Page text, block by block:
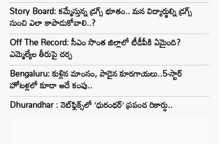
Story Board: కమ్మేస్తున్న డ్రగ్స్ భూతం.. మన విద్యార్థుల్ని డ్రగ్స్
నుంచి ఎలా కాపాడుకోవాలి..?
Off The Record: సీఎం సొంత జిల్లాలో టీడీపీకి ఏమైంది?
ఎమ్మెల్యేల తీరుపై చర్చ
Bengaluru: కుళ్లిన మాంసం, పాడైన కూరగాయలు..5-స్టార్
హోటళ్లలో కూడా అదే కంపు..
Dhurandhar : నెట్‌ఫ్లిక్స్‌లో ‘ధురంధర్’ ప్రపంచ రికార్డు..